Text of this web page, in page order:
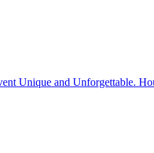
Unique and Unforgettable.